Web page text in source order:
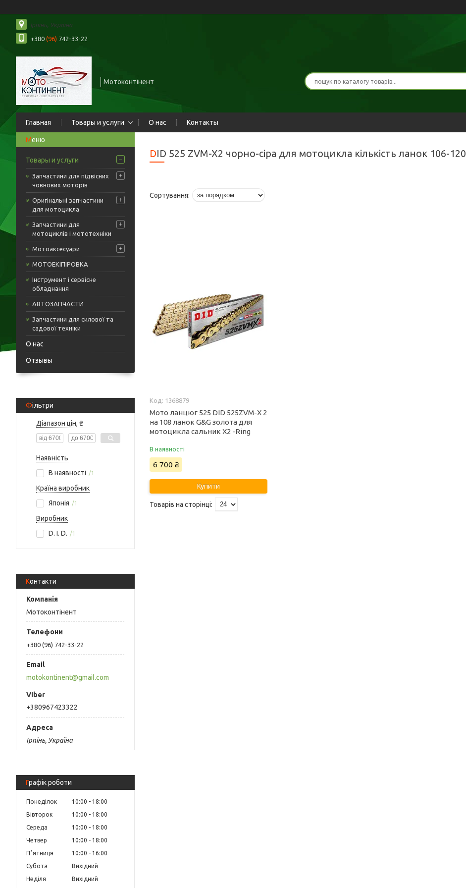
Ірпінь, Україна
+380 (96) 742-33-22
Мотоконтінент
Главная Товары и услуги О нас Контакты
Товары и услуги
Запчастини для підвісних
човнових моторів
Оригінальні запчастини
для мотоцикла
Запчастини для
мотоциклів і мототехніки
Мотоаксесуари
МОТОЕКІПІРОВКА
Інструмент і сервісне
обладнання
АВТОЗАПЧАСТИ
Запчастини для силової та
садової техніки
О нас
Отзывы
Фільтри
Діапазон цін, ₴
Наявність
В наявності
1
Країна виробник
Японія
1
Виробник
D. I. D.
1
Контакти
Мотоконтінент
+380 (96) 742-33-22
motokontinent@gmail.com
+380967423322
Ірпінь, Україна
Графік роботи
Понеділок 10:00
18:00
Вівторок
10:00
18:00
Середа
10:00
18:00
Четвер
10:00
18:00
Пʼятниця
10:00
16:00
Субота
Вихідний
Неділя
Вихідний
DID 525 ZVM-X2 чорно-сіра для мотоцикла кількість ланок 106-120
1368879
Мото ланцюг 525 DID 525ZVM-X 2
на 108 ланок G&G золота для
мотоцикла сальник X2 -Ring
В наявності
6 700 ₴
Купити